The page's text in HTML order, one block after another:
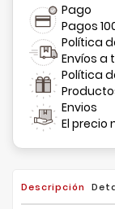
Pago
Pagos
Política
Envíos a
Política
Envios
El precio
Descripción